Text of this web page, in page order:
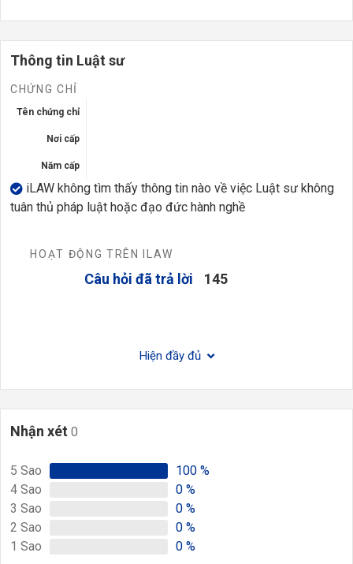
Thông tin Luật sư
CHỨNG CHỈ
Tên chứng chỉ
Nơi cấp
Năm cấp
iLAW không tìm thấy thông tin nào về việc Luật sư không
tuân thủ pháp luật hoặc đạo đức hành nghề
HOẠT ĐỘNG TRÊN ILAW
Câu hỏi đã trả lời 145
Hiện đầy đủ
Nhận xét 0
5 Sao 100 %
4 Sao 0 %
3 Sao 0 %
2 Sao 0 %
1 Sao 0 %